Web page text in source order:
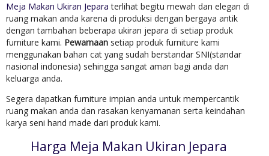
Meja Makan Ukiran Jepara terlihat begitu mewah dan elegan di
ruang makan anda karena di produksi dengan bergaya antik
dengan tambahan beberapa ukiran jepara di setiap produk
furniture kami. Pewarnaan setiap produk furniture kami
menggunakan bahan cat yang sudah berstandar SNI(standar
nasional indonesia) sehingga sangat aman bagi anda dan
keluarga anda.
Segera dapatkan furniture impian anda untuk mempercantik
ruang makan anda dan rasakan kenyamanan serta keindahan
karya seni hand made dari produk kami.
Harga Meja Makan Ukiran Jepara